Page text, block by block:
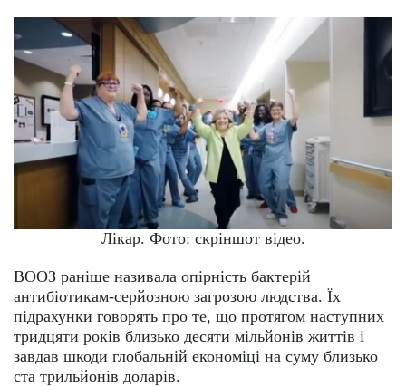
Лікар. Фото: скріншот відео.
ВООЗ раніше називала опірність бактерій
антибіотикам-серйозною загрозою людства. Їх
підрахунки говорять про те, що протягом наступних
тридцяти років близько десяти мільйонів життів і
завдав шкоди глобальній економіці на суму близько
ста трильйонів доларів.